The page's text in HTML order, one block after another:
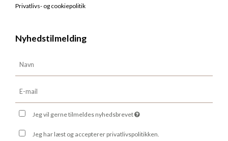
Privatlivs- og cookiepolitik
Nyhedstilmelding
Jeg vil gerne tilmeldes nyhedsbrevet
Jeg har læst og accepterer privatlivspolitikken.